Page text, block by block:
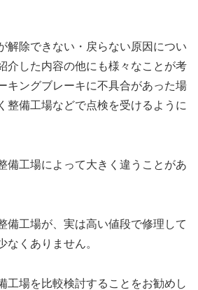
解除できない・戻らない原因につい
介した内容の他にも様々なことが考
キングブレーキに不具合があった場
整備工場などで点検を受けるように
備工場によって大きく違うことがあ
備工場が、実は高い値段で修理して
なくありません。
工場を比較検討することをお勧めし